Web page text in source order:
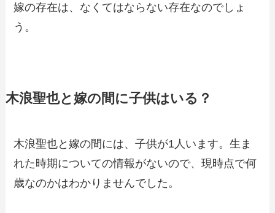
嫁の存在は、なくてはならない存在なのでしょ
う。
木浪聖也と嫁の間に子供はいる？
木浪聖也と嫁の間には、子供が1人います。生ま
れた時期についての情報がないので、現時点で何
歳なのかはわかりませんでした。